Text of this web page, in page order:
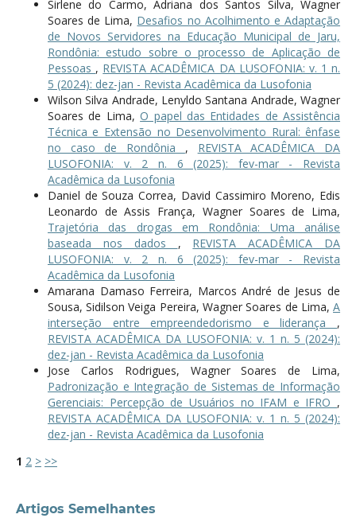
Sirlene do Carmo, Adriana dos Santos Silva, Wagner
Soares de Lima, Desafios no Acolhimento e Adaptação
de Novos Servidores na Educação Municipal de Jaru,
Rondônia: estudo sobre o processo de Aplicação de
Pessoas , REVISTA ACADÊMICA DA LUSOFONIA: v. 1 n.
5 (2024): dez-jan - Revista Acadêmica da Lusofonia
Wilson Silva Andrade, Lenyldo Santana Andrade, Wagner
Soares de Lima,O papel das Entidades de Assistência
Técnica e Extensão no Desenvolvimento Rural: ênfase
no caso de Rondônia , REVISTA ACADÊMICA DA
LUSOFONIA: v. 2 n. 6 (2025): fev-mar - Revista
Acadêmica da Lusofonia
Daniel de Souza Correa, David Cassimiro Moreno, Edis
Leonardo de Assis França, Wagner Soares de Lima,
Trajetória das drogas em Rondônia: Uma análise
baseada nos dados , REVISTA ACADÊMICA DA
LUSOFONIA: v. 2 n. 6 (2025): fev-mar - Revista
Acadêmica da Lusofonia
Amarana Damaso Ferreira, Marcos André de Jesus de
Sousa, Sidilson Veiga Pereira, Wagner Soares de Lima,A
interseção entre empreendedorismo e liderança ,
REVISTA ACADÊMICA DA LUSOFONIA: v. 1 n. 5 (2024):
dez-jan - Revista Acadêmica da Lusofonia
Jose Carlos Rodrigues, Wagner Soares de Lima,
Padronização e Integração de Sistemas de Informação
Gerenciais: Percepção de Usuários no IFAM e IFRO ,
REVISTA ACADÊMICA DA LUSOFONIA: v. 1 n. 5 (2024):
dez-jan - Revista Acadêmica da Lusofonia
1 2 > >>
Artigos Semelhantes